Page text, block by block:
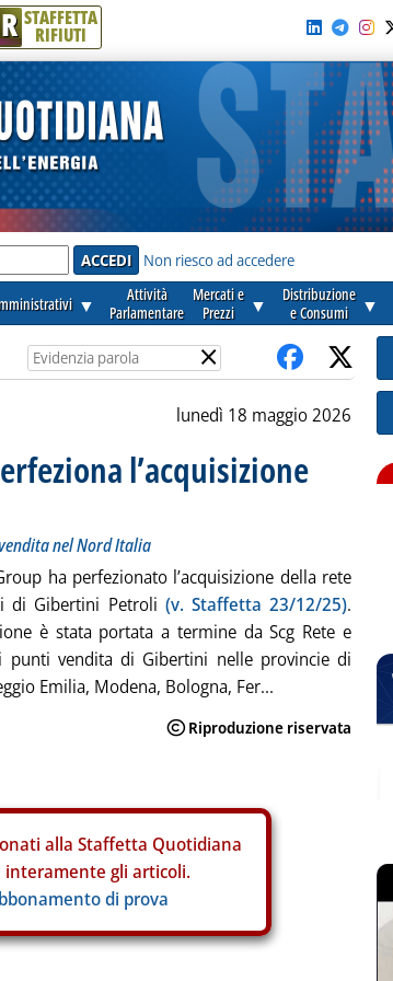
R STAFFETTA
RIFIUTI
Non riesco ad accedere
▼
Attività
Parlamentare
Mercati e
Prezzi
▼
Distribuzione
e Consumi
▼
×
lunedì 18 maggio 2026
l’acquisizione
nel Nord Italia
ha perfezionato l’acquisizione della rete
di Gibertini Petroli (v. Staffetta 23/12/25).
è stata portata a termine da Scg Rete e
punti vendita di Gibertini nelle provincie di
Emilia, Modena, Bologna, Fer...
alla Staffetta Quotidiana
interamente gli articoli.
di prova